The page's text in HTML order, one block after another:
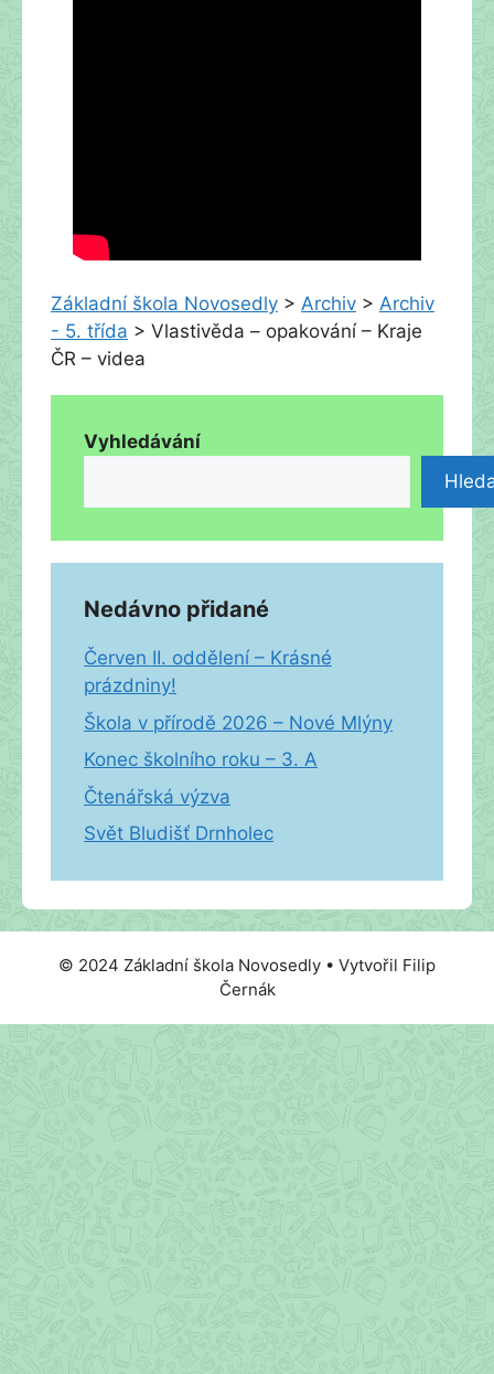
Základní škola Novosedly > Archiv > Archiv
- 5. třída > Vlastivěda – opakování – Kraje
ČR – videa
Vyhledávání
Nedávno přidané
Červen II. oddělení – Krásné
prázdniny!
Škola v přírodě 2026 – Nové Mlýny
Konec školního roku – 3. A
Čtenářská výzva
Svět Bludišť Drnholec
© 2024 Základní škola Novosedly • Vytvořil Filip
Černák